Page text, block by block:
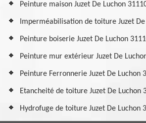
Peinture maison Juzet De Luchon
Imperméabilisation de toiture Juzet
Peinture boiserie Juzet De Luchon
Peinture mur extérieur Juzet De
Peinture Ferronnerie Juzet De Luchon
Etancheité de toiture Juzet De Luchon
Hydrofuge de toiture Juzet De Luchon